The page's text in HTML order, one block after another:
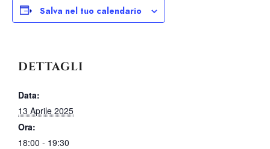
Salva nel tuo calendario
DETTAGLI
Data:
13 Aprile 2025
Ora:
18:00 - 19:30